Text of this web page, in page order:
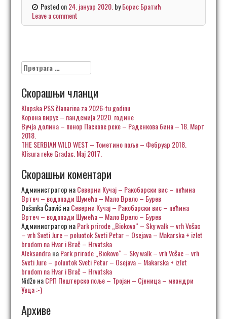
Posted on24. јануар 2020. byБорис Братић
Leave a comment
Претрага
за:
Скорашњи чланци
Klupska PSS članarina za 2026-tu godinu
Корона вирус – пандемија 2020. године
Вучја долина – понор Паскове реке – Раденкова бина – 18. Март
2018.
THE SERBIAN WILD WEST – Тометино поље – Фебруар 2018.
Klisura reke Gradac. Maj 2017.
Скорашњи коментари
Администратор наСеверни Кучај – Ракобарски вис – пећина
Вртеч – водопади Шумећа – Мало Врело – Бурев
Dušanka ČaovićнаСеверни Кучај – Ракобарски вис – пећина
Вртеч – водопади Шумећа – Мало Врело – Бурев
Администратор наPark prirode „Biokovo“ – Sky walk – vrh Vošac
– vrh Sveti Jure – poluotok Sveti Petar – Osejava – Makarska + izlet
brodom na Hvar i Brač – Hrvatska
AleksandraнаPark prirode „Biokovo“ – Sky walk – vrh Vošac – vrh
Sveti Jure – poluotok Sveti Petar – Osejava – Makarska + izlet
brodom na Hvar i Brač – Hrvatska
NidžoнаСРП Пештерско поље – Тројан – Сјеница – меандри
Увца :-)
Архиве